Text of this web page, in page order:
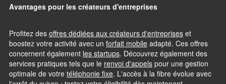
Avantages pour les créateurs d'entreprises
Profitez des offres dédiées aux créateurs d'entrepriseset
boostez votre activité avec un forfait mobileadapté. Ces offres
concernent également les startups. Découvrez également des
services pratiques tels que le renvoi d'appelspour une gestion
optimale de votre téléphonie fixe. L'accès à la fibre évolue avec